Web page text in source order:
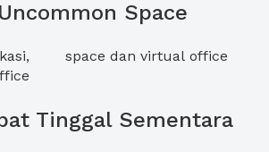
Space
space dan virtual office
Tinggal Sementara